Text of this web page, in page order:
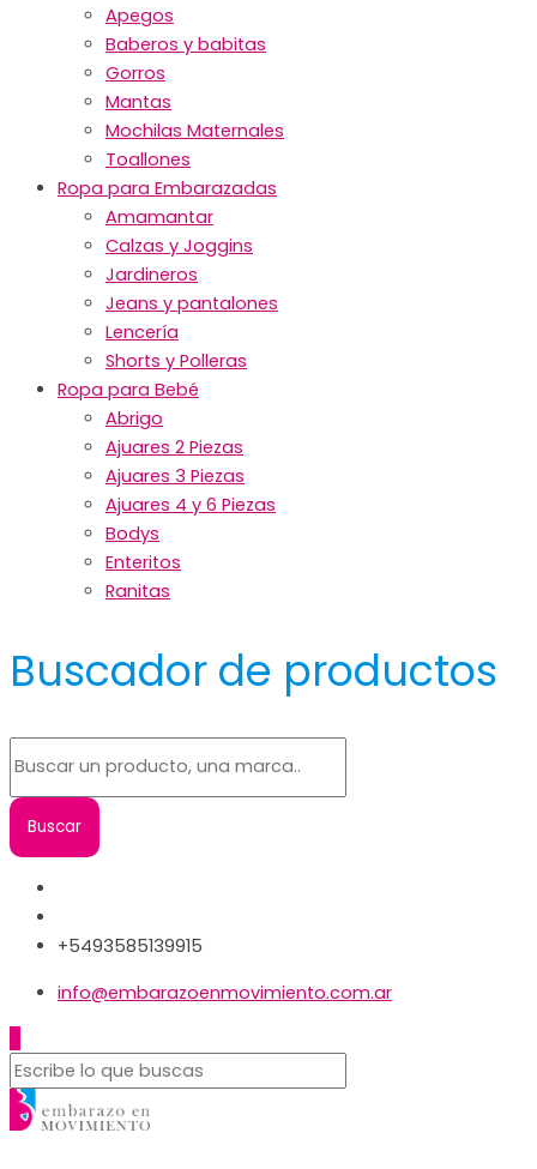
Apegos
Baberos y babitas
Gorros
Mantas
Mochilas Maternales
Toallones
Ropa para Embarazadas
Amamantar
Calzas y Joggins
Jardineros
Jeans y pantalones
Lencería
Shorts y Polleras
Ropa para Bebé
Abrigo
Ajuares 2 Piezas
Ajuares 3 Piezas
Ajuares 4 y 6 Piezas
Bodys
Enteritos
Ranitas
Buscador de productos
+5493585139915
info@embarazoenmovimiento.com.ar
0